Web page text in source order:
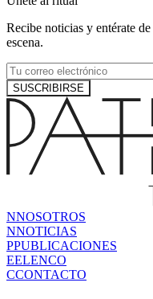
Recibe noticias y entérate de
escena.
NNOSOTROS
NNOTICIAS
PPUBLICACIONES
EELENCO
CCONTACTO